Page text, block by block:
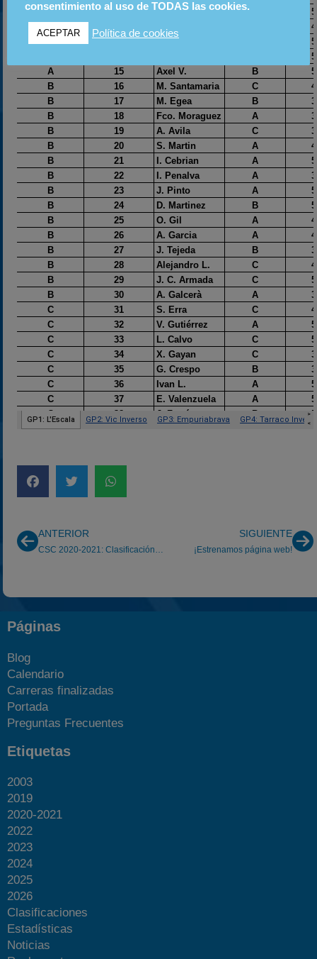
ANTERIOR
CSC 2020-2021: Clasificación por equipos
SIGUIENTE
¡Estrenamos página web!
Páginas
Blog
Calendario
Carreras finalizadas
Portada
Preguntas Frecuentes
Etiquetas
2003
2019
2020-2021
2022
2023
2024
2025
2026
Clasificaciones
Estadísticas
Noticias
consentimiento al uso de TODAS las cookies.
ACEPTAR Política de cookies